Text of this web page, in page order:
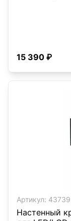
15 390 ₽
Артикул: 43739
Настенный